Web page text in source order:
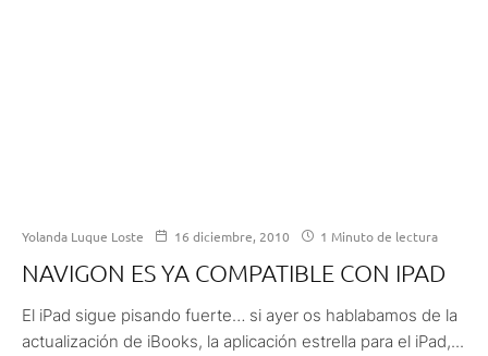
Yolanda Luque Loste 16 diciembre, 2010 1 Minuto de lectura
NAVIGON ES YA COMPATIBLE CON IPAD
El iPad sigue pisando fuerte… si ayer os hablabamos de la
actualización de iBooks, la aplicación estrella para el iPad,...